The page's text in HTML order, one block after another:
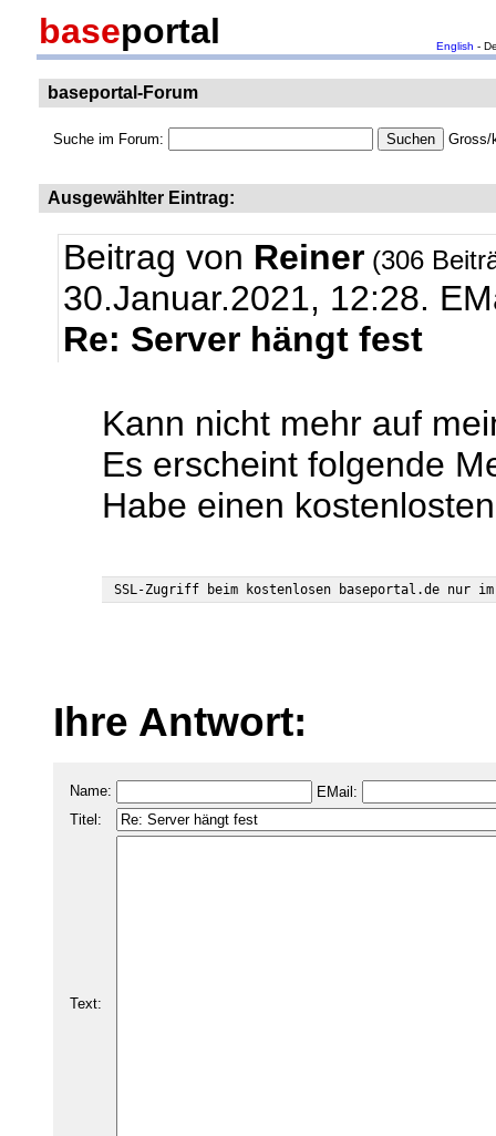
baseportal English -
baseportal-Forum
Suche im Forum: Gross/
Ausgewählter Eintrag:
Beitrag von Reiner (306
30.Januar.2021, 12:28.
Re: Server hängt fest
Kann nicht mehr auf
Es erscheint folgende
Habe einen
Ihre Antwort:
Name:
EMail:
Titel:
Text: